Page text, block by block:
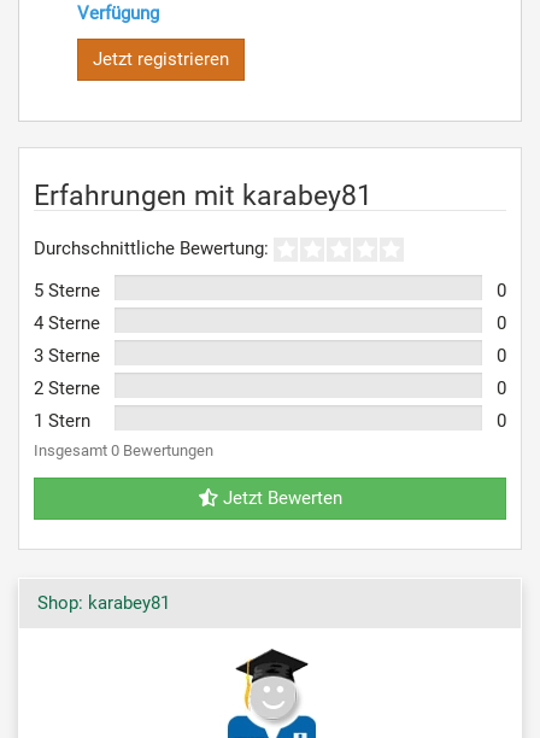
Verfügung
Jetzt registrieren
Erfahrungen mit karabey81
Durchschnittliche Bewertung:
5 Sterne
0
4 Sterne
0
3 Sterne
0
2 Sterne
0
1 Stern
0
Insgesamt 0 Bewertungen
Jetzt Bewerten
Shop: karabey81